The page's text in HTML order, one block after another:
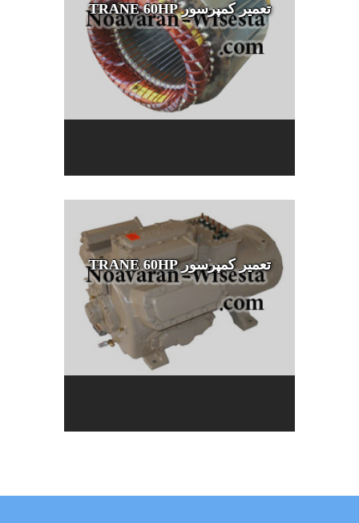
تعمیر کمپرسور TRANE 60HP
تعمیر کمپرسور TRANE 60HP